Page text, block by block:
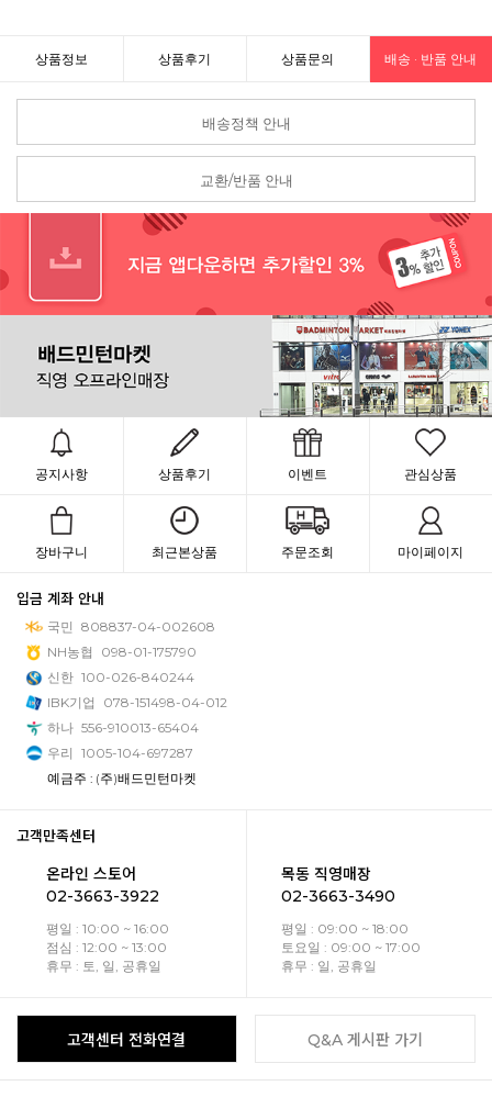
상품정보 상품후기 상품문의 배송 · 반품 안내
배송정책 안내
교환/반품 안내
공지사항 상품후기 이벤트 관심상품
장바구니 최근본상품 주문조회 마이페이지
입금 계좌 안내
국민 808837-04-002608
NH농협
098-01-175790
신한 100-026-840244
IBK기업
078-151498-04-012
하나 556-910013-65404
우리 1005-104-697287
예금주 : (주)배드민턴마켓
고객만족센터
온라인 스토어
02-3663-3922
평일 : 10:00 ~ 16:00
점심 : 12:00 ~ 13:00
휴무 : 토, 일, 공휴일
목동 직영매장
02-3663-3490
평일 : 09:00 ~ 18:00
토요일 : 09:00 ~ 17:00
휴무 : 일, 공휴일
고객센터 전화연결 Q&A 게시판 가기